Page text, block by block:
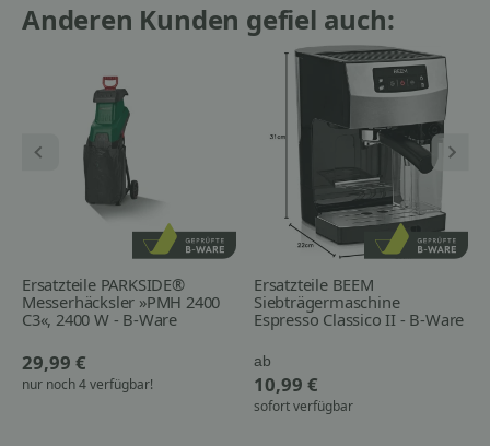
Anderen Kunden gefiel auch:
Ersatzteile PARKSIDE®
Messerhäcksler »PMH 2400
C3«, 2400 W - B-Ware
29,99 €
nur noch 4 verfügbar!
Ersatzteile BEEM
Siebträgermaschine
Espresso Classico II - B-Ware
ab
10,99 €
sofort verfügbar